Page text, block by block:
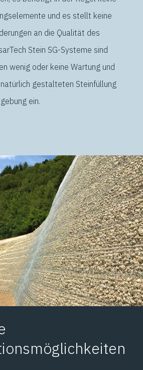
und es stellt keine
an die Qualität des
Stein SG-Systeme sind
wenig oder keine Wartung und
gestalteten Steinfüllung
ein.